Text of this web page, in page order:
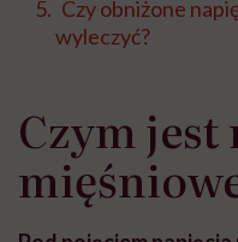
Czy obniżone
wyleczyć?
Czym jest